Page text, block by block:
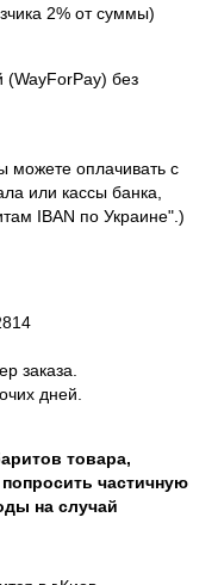
2% от суммы)
(WayForPay) без
можете оплачивать с
или кассы банка,
IBAN по Украине".)
заказа.
дней.
товара,
частичную
на случай